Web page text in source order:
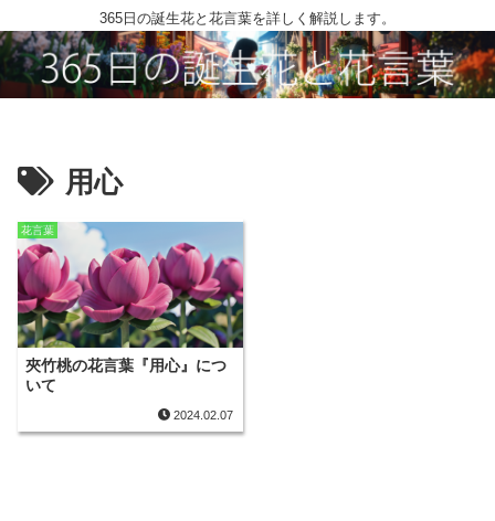
365日の誕生花と花言葉を詳しく解説します。
用心
花言葉
夾竹桃の花言葉『用心』につ
いて
2024.02.07